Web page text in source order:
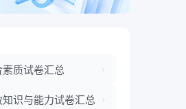
质试卷汇总
识与能力试卷汇总